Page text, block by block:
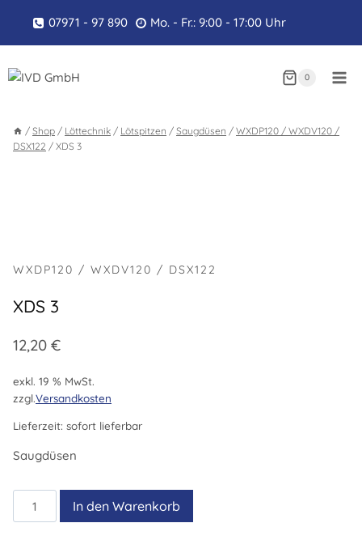
springen
07971 - 97 890 Mo. - Fr.: 9:00 - 17:00 Uhr
0
/ Shop / Löttechnik / Lötspitzen / Saugdüsen / WXDP120 / WXDV120 /
DSX122 / XDS 3
WXDP120 / WXDV120 / DSX122
XDS 3
12,20 €
exkl. 19 % MwSt.
zzgl.Versandkosten
Lieferzeit: sofort lieferbar
Saugdüsen
XDS
3
In den Warenkorb